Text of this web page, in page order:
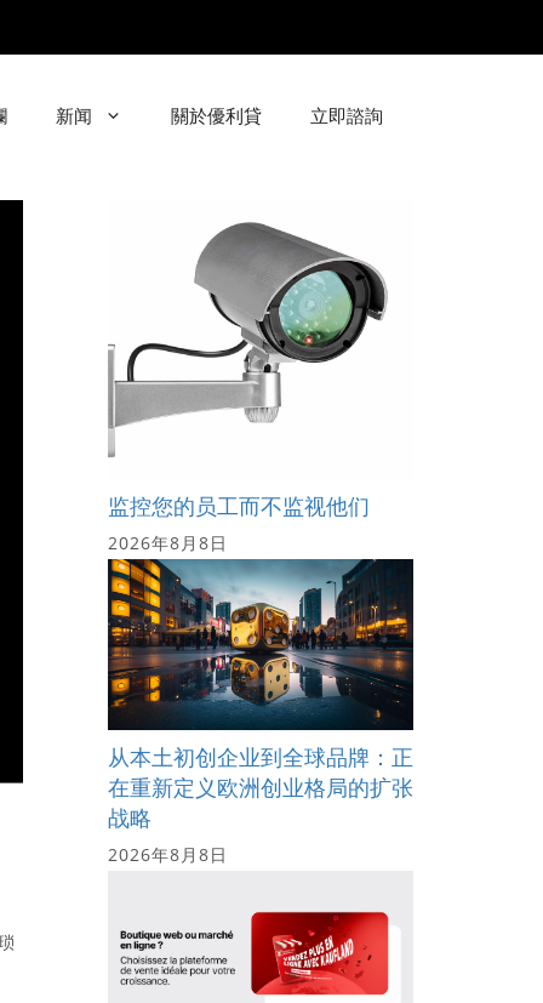
新闻 關於優利貸 立即諮詢
监控您的员工而不监视他们
2026年8月8日
从本土初创企业到全球品牌：正
在重新定义欧洲创业格局的扩张
战略
2026年8月8日